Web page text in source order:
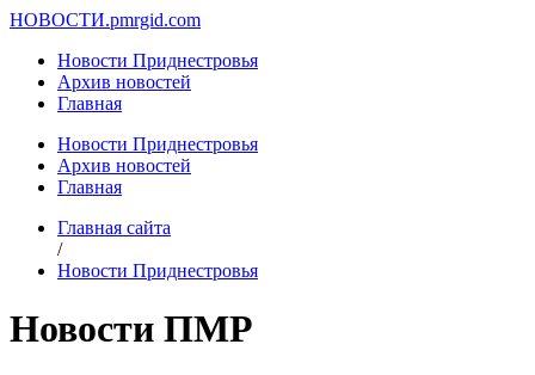
НОВОСТИ.pmrgid.com
Новости Приднестровья
Архив новостей
Главная
Новости Приднестровья
Архив новостей
Главная
Главная сайта
/
Новости Приднестровья
Новости ПМР